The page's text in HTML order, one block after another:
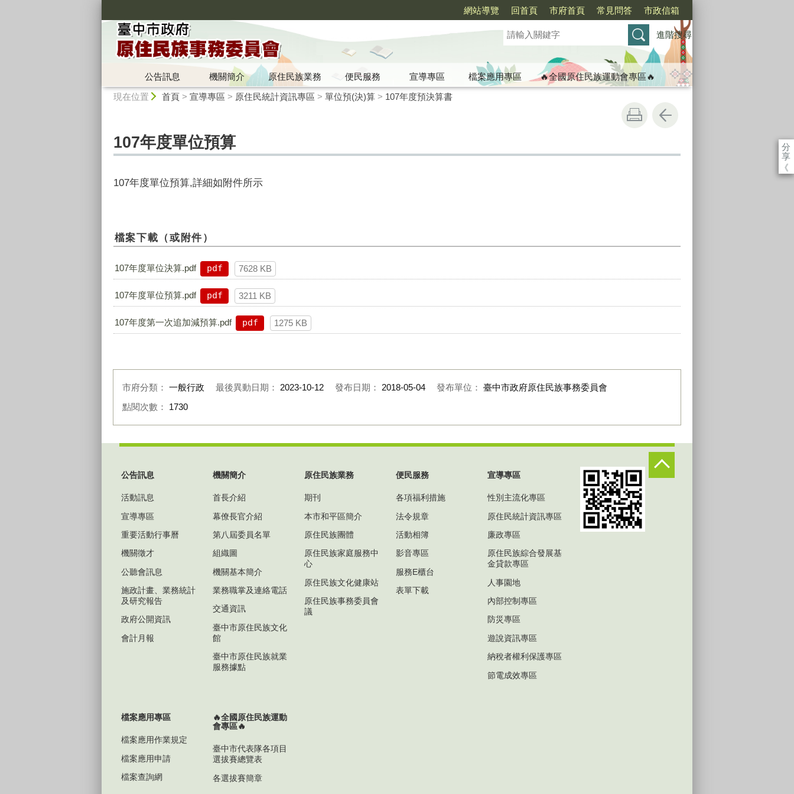
網站導覽 回首頁 市府首頁 常見問答 市政信箱
進階搜尋
公告訊息 機關簡介 原住民族業務 便民服務 宣導專區 檔案應用專區
🔥全國原住民族運動會專區🔥
現在位置 首頁> 宣導專區 > 原住民統計資訊專區 > 單位預(決)算> 107年度預決算書
分
享
《
107年度單位預算
107年度單位預算,詳細如附件所示
檔案下載（或附件）
107年度單位決算.pdf pdf 7628 KB
107年度單位預算.pdf pdf 3211 KB
107年度第一次追加減預算.pdf pdf 1275 KB
市府分類： 一般行政 最後異動日期： 2023-10-12 發布日期： 2018-05-04 發布單位： 臺中市政府原住民族事務委員會
點閱次數： 1730
公告訊息
活動訊息
宣導專區
重要活動行事曆
機關徵才
公聽會訊息
施政計畫、業務統計
及研究報告
政府公開資訊
會計月報
機關簡介
首長介紹
幕僚長官介紹
第八屆委員名單
組織圖
機關基本簡介
業務職掌及連絡電話
交通資訊
臺中市原住民族文化
館
臺中市原住民族就業
服務據點
原住民族業務
期刊
本市和平區簡介
原住民族團體
原住民族家庭服務中
心
原住民族文化健康站
原住民族事務委員會
議
便民服務
各項福利措施
法令規章
活動相簿
影音專區
服務E櫃台
表單下載
宣導專區
性別主流化專區
原住民統計資訊專區
廉政專區
原住民族綜合發展基
金貸款專區
人事園地
內部控制專區
防災專區
遊說資訊專區
納稅者權利保護專區
節電成效專區
檔案應用專區
檔案應用作業規定
檔案應用申請
檔案查詢網
🔥全國原住民族運動
會專區🔥
臺中市代表隊各項目
選拔賽總覽表
各選拔賽簡章